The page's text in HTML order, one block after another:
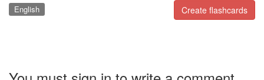
Create flashcards
English